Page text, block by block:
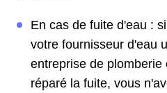
En cas de fuite d'eau :
votre fournisseur d'eau
entreprise de plomberie
réparé la fuite, vous